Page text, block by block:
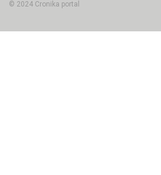
© 2024 Cronika portal